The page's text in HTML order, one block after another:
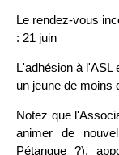
Le rendez-vous
: 21 juin
L'adhésion à l'ASL
un jeune de moins
Notez que
animer de
Pétanque ?),